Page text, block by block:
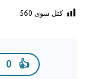
کتل سوی 560
👍
0